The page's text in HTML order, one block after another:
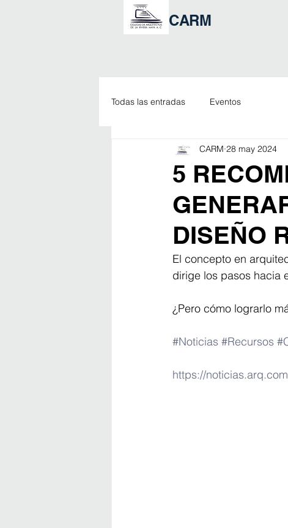
CARM
Todas las entradas Eventos
5
DISEÑO
CARM 28 may 2024
El concepto en
dirige los pasos hacia
¿Pero cómo lograrlo
#Noticias #Recursos
https://